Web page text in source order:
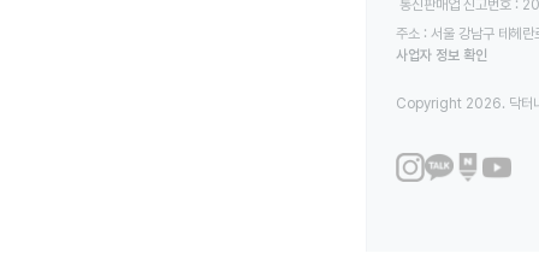
통신판매업 신고번호
주소 : 서울 강남구 테헤
사업자 정보 확인
Copyright 2026. 닥터